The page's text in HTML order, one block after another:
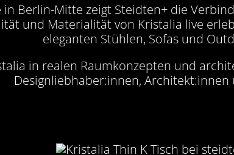
in Berlin-Mitte zeigt Steidten+ die
und Materialität von Kristalia live
eleganten Stühlen, Sofas und
in realen Raumkonzepten und
Designliebhaber:innen, Architekt:innen